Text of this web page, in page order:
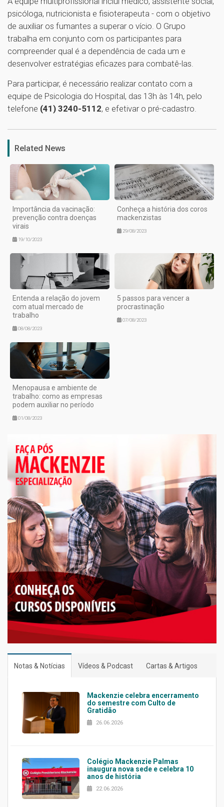
psicóloga, nutricionista e fisioterapeuta - com o objetivo
de auxiliar os fumantes a superar o vício. O Grupo
trabalha em conjunto com os participantes para
compreender qual é a dependência de cada um e
desenvolver estratégias eficazes para combatê-las.
Para participar, é necessário realizar contato com a
equipe de Psicologia do Hospital, das 13h às 14h, pelo
telefone (41) 3240-5112, e efetivar o pré-cadastro.
1
Related News
Importância da vacinação:
prevenção contra doenças
virais
19/10/2023
Conheça a história dos coros
mackenzistas
29/08/2023
Entenda a relação do jovem
com atual mercado de
trabalho
08/08/2023
5 passos para vencer a
procrastinação
07/08/2023
Menopausa e ambiente de
trabalho: como as empresas
podem auxiliar no período
01/08/2023
Notas & Notícias Vídeos & Podcast Cartas & Artigos
Mackenzie celebra encerramento
do semestre com Culto de
Gratidão
26.06.2026
Colégio Mackenzie Palmas
inaugura nova sede e celebra 10
anos de história
22.06.2026